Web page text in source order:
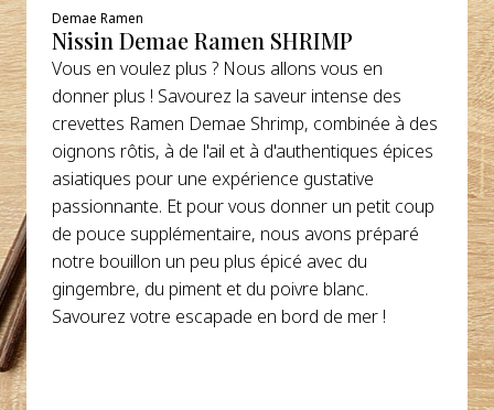
Demae Ramen
Nissin Demae Ramen SHRIMP
Vous en voulez plus ? Nous allons vous en
donner plus ! Savourez la saveur intense des
crevettes Ramen Demae Shrimp, combinée à des
oignons rôtis, à de l'ail et à d'authentiques épices
asiatiques pour une expérience gustative
passionnante. Et pour vous donner un petit coup
de pouce supplémentaire, nous avons préparé
notre bouillon un peu plus épicé avec du
gingembre, du piment et du poivre blanc.
Savourez votre escapade en bord de mer !